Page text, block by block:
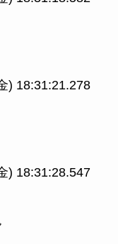
) 18:31:21.278
) 18:31:28.547